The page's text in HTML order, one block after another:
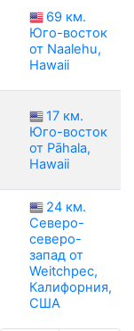
69 км.
Юго-восток
от Naalehu,
Hawaii
17 км.
Юго-восток
от Pāhala,
Hawaii
24 км.
Северо-
северо-
запад от
Weitchpec,
Калифорния,
США